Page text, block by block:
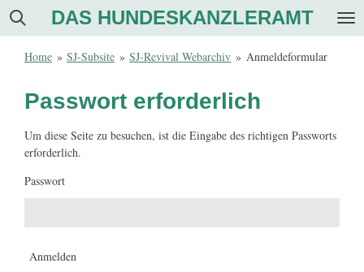
Zum
DAS HUNDESKANZLERAMT
Home » SJ-Subsite » SJ-Revival Webarchiv » Anmeldeformular
Passwort erforderlich
Um diese Seite zu besuchen, ist die Eingabe des richtigen Passworts
erforderlich.
Passwort
Anmelden